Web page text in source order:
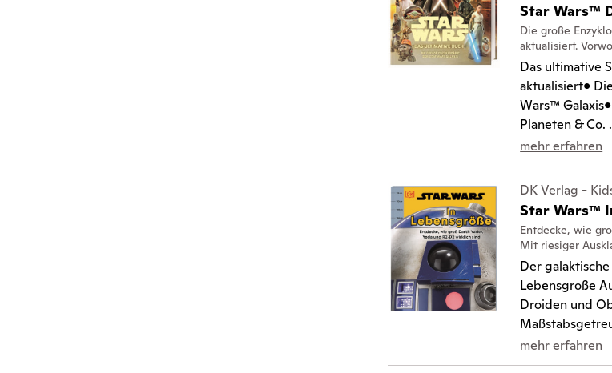
Star Wars™
Die große
aktualisiert.
Das ultimative
aktualisiert•
Wars™
Planeten & Co.
mehr erfahren
DK Verlag -
Star Wars™
Entdecke, wie
Mit riesiger
Der
Lebensgroße
Droiden und
mehr erfahren